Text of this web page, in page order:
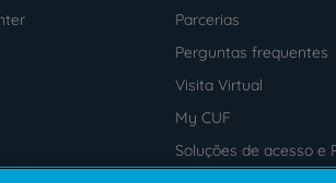
Parcerias
Perguntas frequentes
Visita Virtual
My CUF
Soluções de acesso e
saúde